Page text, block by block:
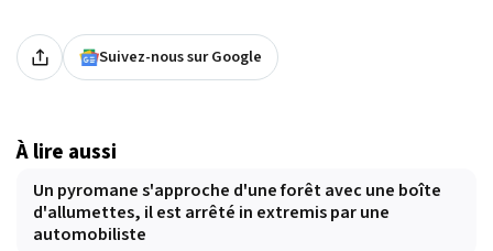
Suivez-nous sur Google
À lire aussi
Un pyromane s'approche d'une forêt avec une boîte
d'allumettes, il est arrêté in extremis par une
automobiliste